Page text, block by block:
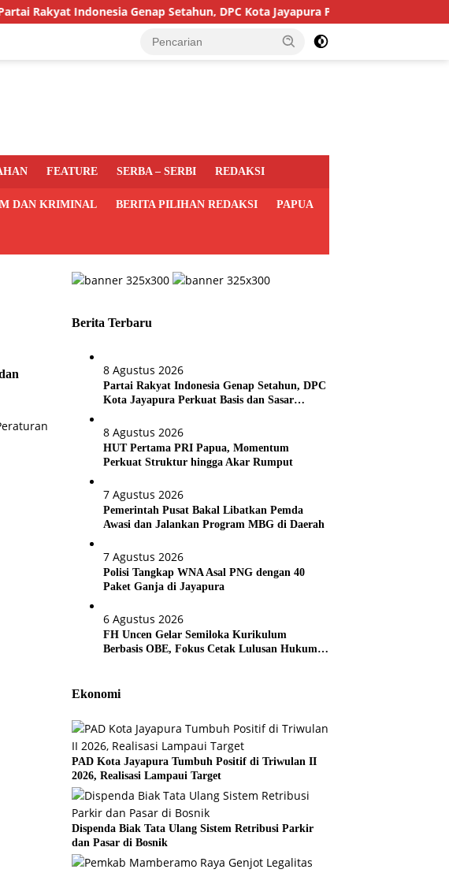
Indonesia Genap Setahun, DPC Kota Jayapura Perkuat Basis dan Sasar
FEATURE SERBA – SERBI REDAKSI
DAN KRIMINAL BERITA PILIHAN REDAKSI PAPUA
Berita Terbaru
8 Agustus 2026
Partai Rakyat Indonesia Genap Setahun, DPC
Kota Jayapura Perkuat Basis dan Sasar
8 Agustus 2026
HUT Pertama PRI Papua, Momentum
Perkuat Struktur hingga Akar Rumput
7 Agustus 2026
Pemerintah Pusat Bakal Libatkan Pemda
Awasi dan Jalankan Program MBG di Daerah
7 Agustus 2026
Polisi Tangkap WNA Asal PNG dengan 40
Paket Ganja di Jayapura
6 Agustus 2026
FH Uncen Gelar Semiloka Kurikulum
Berbasis OBE, Fokus Cetak Lulusan Hukum
Ekonomi
PAD Kota Jayapura Tumbuh Positif di Triwulan II
2026, Realisasi Lampaui Target
Dispenda Biak Tata Ulang Sistem Retribusi Parkir
dan Pasar di Bosnik